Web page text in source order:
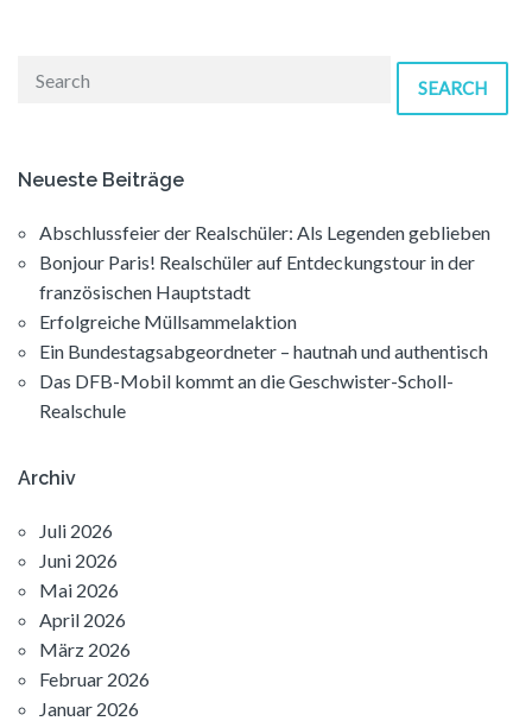
SEARCH
Neueste Beiträge
Abschlussfeier der Realschüler: Als Legenden geblieben
Bonjour Paris! Realschüler auf Entdeckungstour in der
französischen Hauptstadt
Erfolgreiche Müllsammelaktion
Ein Bundestagsabgeordneter – hautnah und authentisch
Das DFB-Mobil kommt an die Geschwister-Scholl-
Realschule
Archiv
Juli 2026
Juni 2026
Mai 2026
April 2026
März 2026
Februar 2026
Januar 2026